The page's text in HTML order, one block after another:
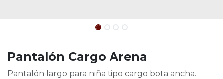
Pantalón Cargo Arena
Pantalón largo para niña tipo cargo bota ancha.